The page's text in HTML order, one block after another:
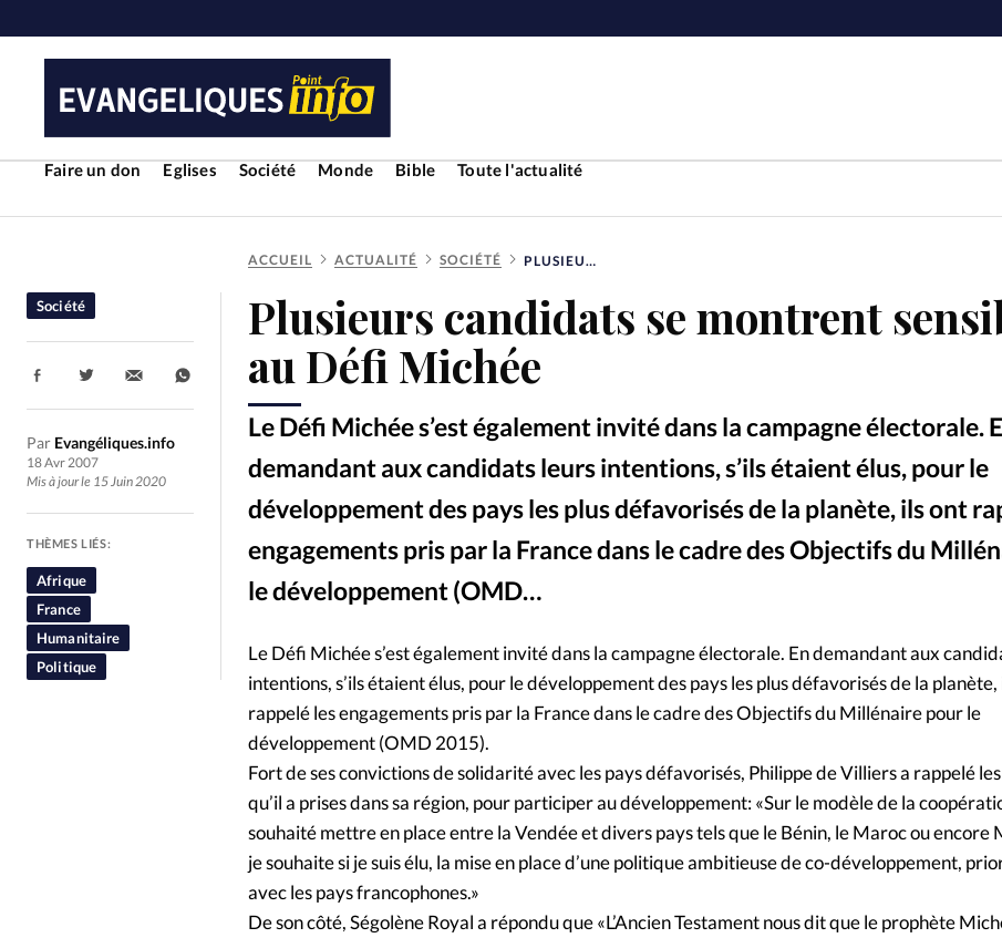
Faire un don Eglises Société Monde Bible
Toute l'actualité
RUBRIQUES
Toute l'actualité Bible
Culture
Economie
Eglises
Liberté religieuse
Mission
Monde
People
Religions Société
Faire un
La
Mon
Nous
ACCUEIL ACTUALITÉ SOCIÉTÉ PLUSIEURS CANDIDATS SE MONTRENT SENSIBLES AU DÉFI MICHÉE
Plusieurs candidats se montrent
au Défi Michée
Le Défi Michée s’est également invité dans la campagne électorale.
demandant aux candidats leurs intentions, s’ils étaient élus, pour le
développement des pays les plus défavorisés de la planète, ils ont
engagements pris par la France dans le cadre des Objectifs du
le développement (OMD…
Société
Par Evangéliques.info
18 Avr 2007
Mis à jour le 15 Juin 2020
Partager:
THÈMES LIÉS:
Afrique
France
Humanitaire
Politique
Le Défi Michée s’est également invité dans la campagne électorale. En demandant aux
intentions, s’ils étaient élus, pour le développement des pays les plus défavorisés de la planète,
rappelé les engagements pris par la France dans le cadre des Objectifs du Millénaire pour le
développement (OMD 2015).
Fort de ses convictions de solidarité avec les pays défavorisés, Philippe de Villiers a rappelé
qu’il a prises dans sa région, pour participer au développement: «Sur le modèle de la
souhaité mettre en place entre la Vendée et divers pays tels que le Bénin, le Maroc ou encore
je souhaite si je suis élu, la mise en place d’une politique ambitieuse de co-développement,
avec les pays francophones.»
De son côté, Ségolène Royal a répondu que «L’Ancien Testament nous dit que le prophète